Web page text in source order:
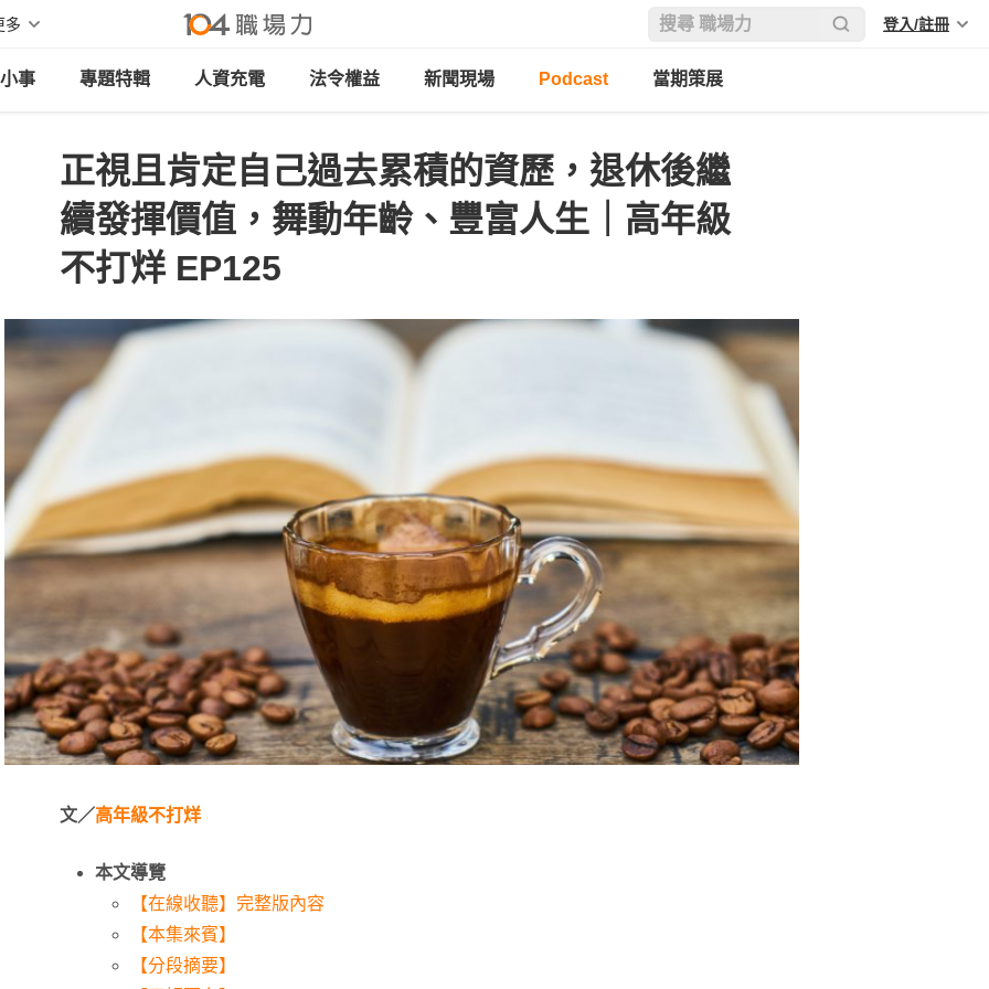
多 登入/註冊
事 專題特輯 人資充電 法令權益 新聞現場 Podcast 當期策展
正視且肯定自己過去累積的資歷，退休後繼
續發揮價值，舞動年齡、豐富人生｜高年級
不打烊 EP125
文／高年級不打烊
本文導覽
【在線收聽】完整版內容
【本集來賓】
【分段摘要】